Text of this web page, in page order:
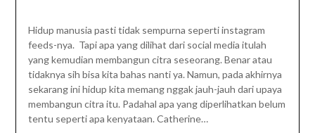
Hidup manusia pasti tidak sempurna seperti instagram
feeds-nya. Tapi apa yang dilihat dari social media itulah
yang kemudian membangun citra seseorang. Benar atau
tidaknya sih bisa kita bahas nanti ya. Namun, pada akhirnya
sekarang ini hidup kita memang nggak jauh-jauh dari upaya
membangun citra itu. Padahal apa yang diperlihatkan belum
tentu seperti apa kenyataan. Catherine…